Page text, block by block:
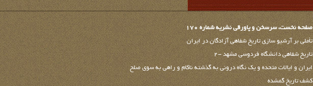
صفحه نخست، سرسخن و پاورقي نشريه شماره 170
تأملی بر آرشیو سازی تاریخ شفاهی آزادگان در ایران
تاریخ شفاهی دانشگاه فردوسی مشهد -۲
ایران و ایالات متحده و یک نگاه درونی به گذشته ناکام و راهی به سوی صلح
کشف تاریخ گمشده